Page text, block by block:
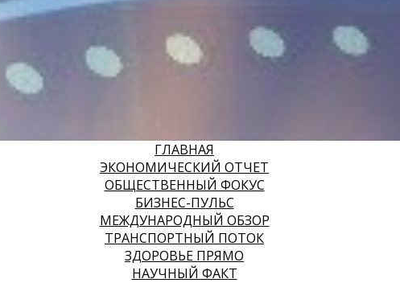
ГЛАВНАЯ
ЭКОНОМИЧЕСКИЙ ОТЧЕТ
ОБЩЕСТВЕННЫЙ ФОКУС
БИЗНЕС-ПУЛЬС
МЕЖДУНАРОДНЫЙ ОБЗОР
ТРАНСПОРТНЫЙ ПОТОК
ЗДОРОВЬЕ ПРЯМО
НАУЧНЫЙ ФАКТ